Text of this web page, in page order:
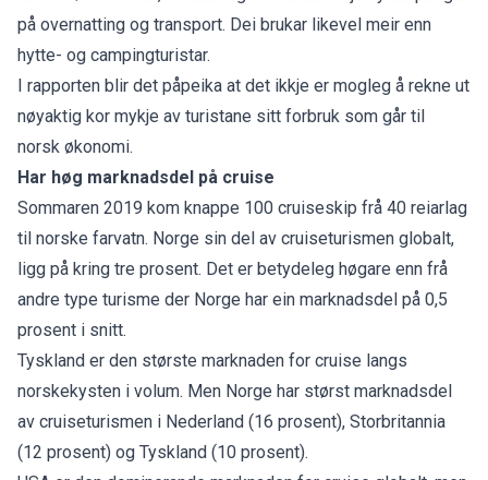
på overnatting og transport. Dei brukar likevel meir enn
hytte- og campingturistar.
I rapporten blir det påpeika at det ikkje er mogleg å rekne ut
nøyaktig kor mykje av turistane sitt forbruk som går til
norsk økonomi.
Har høg marknadsdel på cruise
Sommaren 2019 kom knappe 100 cruiseskip frå 40 reiarlag
til norske farvatn. Norge sin del av cruiseturismen globalt,
ligg på kring tre prosent. Det er betydeleg høgare enn frå
andre type turisme der Norge har ein marknadsdel på 0,5
prosent i snitt.
Tyskland er den største marknaden for cruise langs
norskekysten i volum. Men Norge har størst marknadsdel
av cruiseturismen i Nederland (16 prosent), Storbritannia
(12 prosent) og Tyskland (10 prosent).